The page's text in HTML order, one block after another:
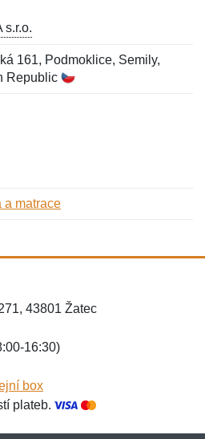
s.r.o.
161, Podmoklice, Semily,
Republic
a matrace
43801 Žatec
16:30)
box
plateb.